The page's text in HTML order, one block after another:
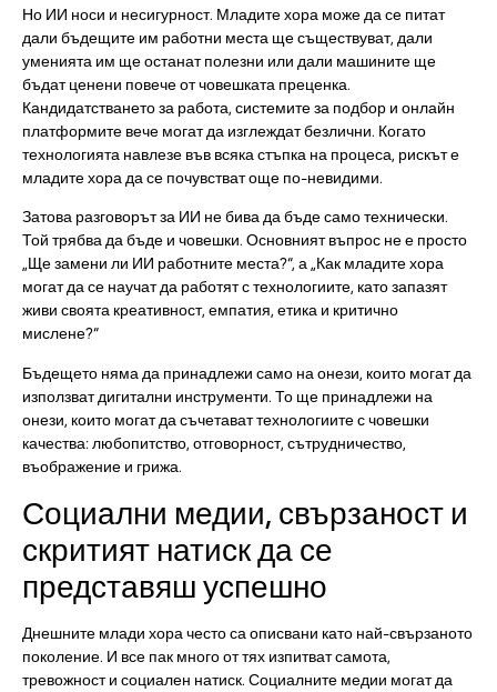
Но ИИ носи и несигурност. Младите хора може да се питат
дали бъдещите им работни места ще съществуват, дали
уменията им ще останат полезни или дали машините ще
бъдат ценени повече от човешката преценка.
Кандидатстването за работа, системите за подбор и онлайн
платформите вече могат да изглеждат безлични. Когато
технологията навлезе във всяка стъпка на процеса, рискът е
младите хора да се почувстват още по-невидими.
Затова разговорът за ИИ не бива да бъде само технически.
Той трябва да бъде и човешки. Основният въпрос не е просто
„Ще замени ли ИИ работните места?“, а „Как младите хора
могат да се научат да работят с технологиите, като запазят
живи своята креативност, емпатия, етика и критично
мислене?“
Бъдещето няма да принадлежи само на онези, които могат да
използват дигитални инструменти. То ще принадлежи на
онези, които могат да съчетават технологиите с човешки
качества: любопитство, отговорност, сътрудничество,
въображение и грижа.
Социални медии, свързаност и
скритият натиск да се
представяш успешно
Днешните млади хора често са описвани като най-свързаното
поколение. И все пак много от тях изпитват самота,
тревожност и социален натиск. Социалните медии могат да